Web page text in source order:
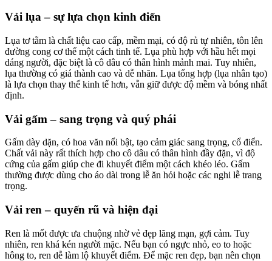
Vải lụa – sự lựa chọn kinh điển
Lụa tơ tằm là chất liệu cao cấp, mềm mại, có độ rủ tự nhiên, tôn lên
đường cong cơ thể một cách tinh tế. Lụa phù hợp với hầu hết mọi
dáng người, đặc biệt là cô dâu có thân hình mảnh mai. Tuy nhiên,
lụa thường có giá thành cao và dễ nhăn. Lụa tổng hợp (lụa nhân tạo)
là lựa chọn thay thế kinh tế hơn, vẫn giữ được độ mềm và bóng nhất
định.
Vải gấm – sang trọng và quý phái
Gấm dày dặn, có hoa văn nổi bật, tạo cảm giác sang trọng, cổ điển.
Chất vải này rất thích hợp cho cô dâu có thân hình đầy đặn, vì độ
cứng của gấm giúp che đi khuyết điểm một cách khéo léo. Gấm
thường được dùng cho áo dài trong lễ ăn hỏi hoặc các nghi lễ trang
trọng.
Vải ren – quyến rũ và hiện đại
Ren là mốt được ưa chuộng nhờ vẻ đẹp lãng mạn, gợi cảm. Tuy
nhiên, ren khá kén người mặc. Nếu bạn có ngực nhỏ, eo to hoặc
hông to, ren dễ làm lộ khuyết điểm. Để mặc ren đẹp, bạn nên chọn